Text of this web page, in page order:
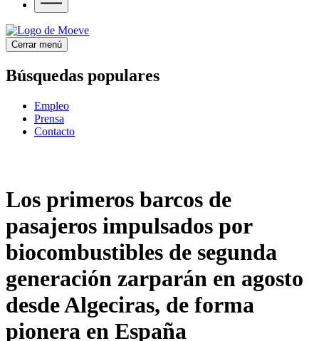
Cerrar menú
Búsquedas populares
Empleo
Prensa
Contacto
Los primeros barcos de
pasajeros impulsados por
biocombustibles de segunda
generación zarparán en agosto
desde Algeciras, de forma
pionera en España